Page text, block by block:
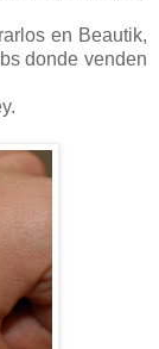
en Beautik,
donde venden